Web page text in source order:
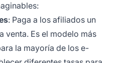
: Paga a los afiliados un
venta. Es el modelo más
la mayoría de los e-